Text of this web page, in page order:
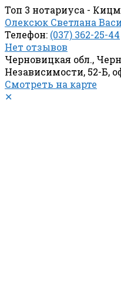
Топ 3 нотариуса -
Олексюк Светлана
Телефон: (037) 362-25-44
Нет отзывов
Черновицкая обл.,
Независимости, 52-Б,
Смотреть на карте
✕